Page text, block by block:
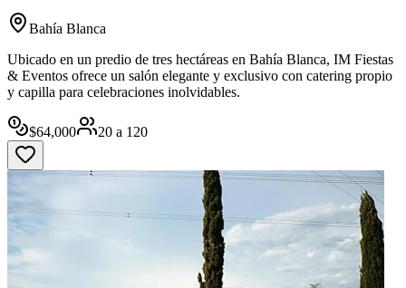
Bahía Blanca
Ubicado en un predio de tres hectáreas en Bahía Blanca, IM Fiestas
& Eventos ofrece un salón elegante y exclusivo con catering propio
y capilla para celebraciones inolvidables.
$64,000 20 a 120